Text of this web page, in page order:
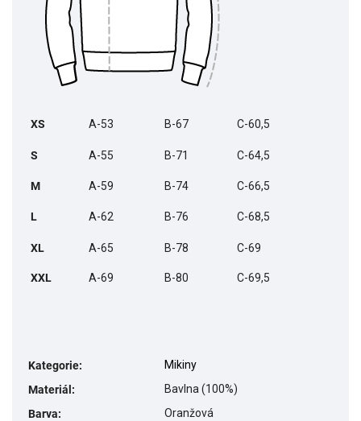
XS A-53 B-67 C-60,5
S A-55 B-71 C-64,5
M A-59 B-74 C-66,5
L A-62 B-76 C-68,5
XL A-65 B-78 C-69
XXL A-69 B-80 C-69,5
Kategorie:
Mikiny
Materiál :
Bavlna (100%)
Barva:
Oranžová